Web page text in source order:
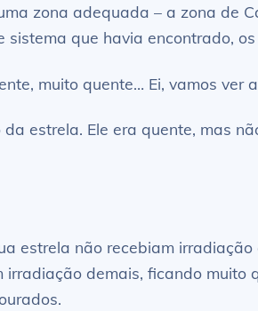
zona adequada – a zona de
que havia encontrado,
muito quente… Ei, vamos ver
estrela. Ele era quente, mas
estrela não recebiam
demais, ficando muito